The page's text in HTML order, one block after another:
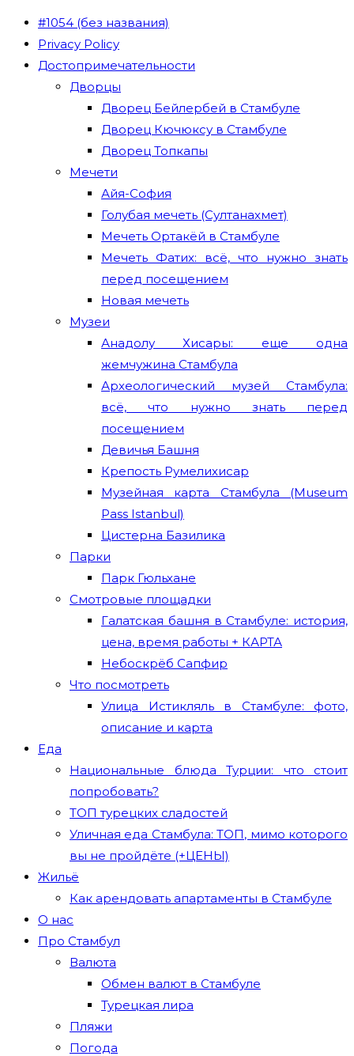
#1054 (без названия)
Privacy Policy
Достопримечательности
Дворцы
Дворец Бейлербей в Стамбуле
Дворец Кючюксу в Стамбуле
Дворец Топкапы
Мечети
Айя-София
Голубая мечеть (Султанахмет)
Мечеть Ортакёй в Стамбуле
Мечеть Фатих: всё, что нужно знать
перед посещением
Новая мечеть
Музеи
Анадолу Хисары: еще одна
жемчужина Стамбула
Археологический музей Стамбула:
всё, что нужно знать перед
посещением
Девичья Башня
Крепость Румелихисар
Музейная карта Стамбула (Museum
Pass Istanbul)
Цистерна Базилика
Парки
Парк Гюльхане
Смотровые площадки
Галатская башня в Стамбуле: история,
цена, время работы + КАРТА
Небоскрёб Сапфир
Что посмотреть
Улица Истикляль в Стамбуле: фото,
описание и карта
Еда
Национальные блюда Турции: что стоит
попробовать?
ТОП турецких сладостей
Уличная еда Стамбула: ТОП, мимо которого
вы не пройдёте (+ЦЕНЫ)
Жильё
Как арендовать апартаменты в Стамбуле
О нас
Про Стамбул
Валюта
Обмен валют в Стамбуле
Турецкая лира
Пляжи
Погода